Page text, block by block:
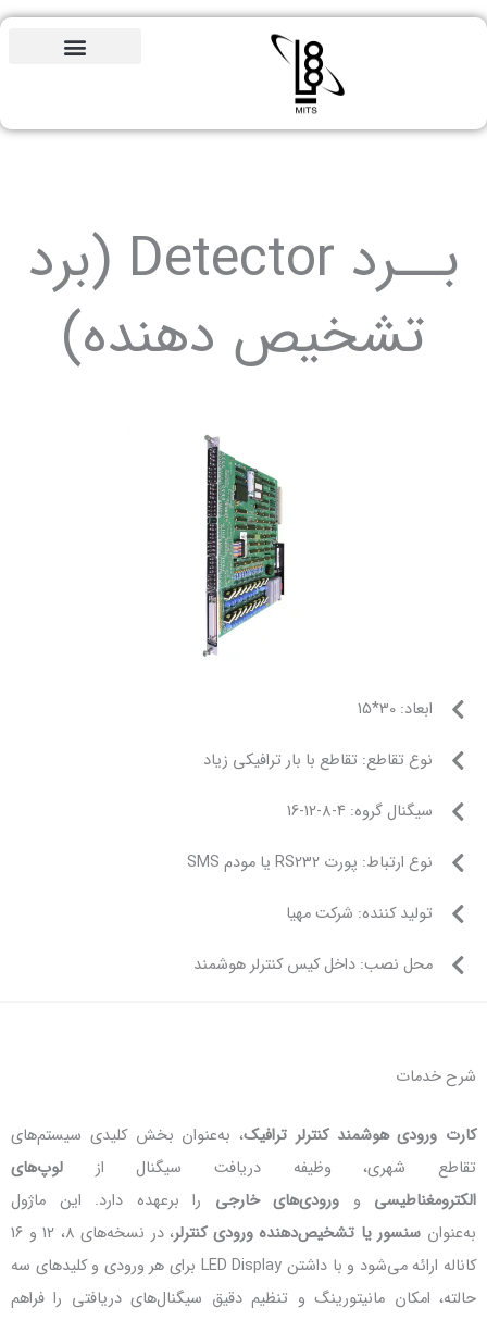
مشاوره
بــرد Detector (برد
دهنده)
با بار ترافیکی زیاد
مهیا
کیس کنترلر هوشمند
ترافیک ، به‌عنوان بخش کلیدی سیستم‌های
دریافت سیگنال از لوپ‌های
ورودی‌های خارجی
را برعهده دارد. این ماژول
ورودی کنترلر
، در نسخه‌های 8، 12 و 16
کاناله ارائه می‌شود و با داشتن LED Display برای هر ورودی و کلیدهای سه
و تنظیم دقیق سیگنال‌های دریافتی را فراهم